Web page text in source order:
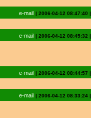
e-mail | 2006-04-12 08:47:40 |
e-mail | 2006-04-12 08:45:32 |
e-mail | 2006-04-12 08:44:57 |
e-mail | 2006-04-12 08:33:24|